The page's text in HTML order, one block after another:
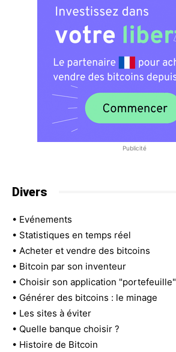
Publicité
Divers
• Evénements
• Statistiques en temps réel
• Acheter et vendre des bitcoins
• Bitcoin par son inventeur
• Choisir son application "portefeuille"
• Générer des bitcoins : le minage
• Les sites à éviter
• Quelle banque choisir ?
• Histoire de Bitcoin